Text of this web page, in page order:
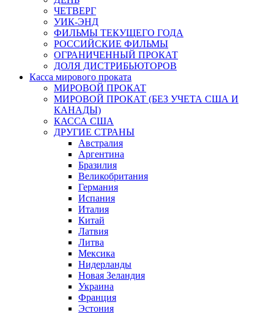
ЧЕТВЕРГ
УИК-ЭНД
ФИЛЬМЫ ТЕКУЩЕГО ГОДА
РОССИЙСКИЕ ФИЛЬМЫ
ОГРАНИЧЕННЫЙ ПРОКАТ
ДОЛЯ ДИСТРИБЬЮТОРОВ
Касса мирового проката
МИРОВОЙ ПРОКАТ
МИРОВОЙ ПРОКАТ (БЕЗ УЧЕТА США И
КАНАДЫ)
КАССА США
ДРУГИЕ СТРАНЫ
Австралия
Аргентина
Бразилия
Великобритания
Германия
Испания
Италия
Китай
Латвия
Литва
Мексика
Нидерланды
Новая Зеландия
Украина
Франция
Эстония